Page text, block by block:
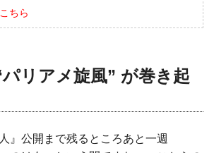
ちら
リアメ旋風” が巻き起
』公開まで残るところあと一週